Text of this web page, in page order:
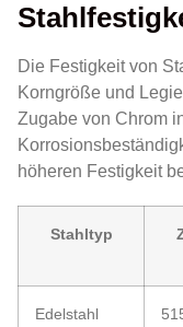
Die Festigkeit von
Korngröße und
Zugabe von Chrom
höheren Festigkeit
Stahltyp
Edelstahl